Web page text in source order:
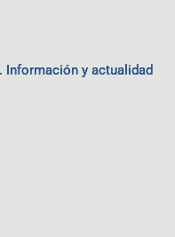
Información y actualidad